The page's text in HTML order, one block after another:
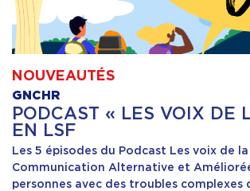
NOUVEAUTÉS
GNCHR
PODCAST « LES VOIX DE
EN LSF
Les 5 épisodes du Podcast Les voix de la
Communication Alternative et
personnes avec des troubles complexes